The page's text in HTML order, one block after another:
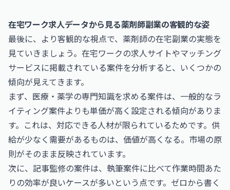
在宅ワーク求人データから見る薬剤師副業の客観的な姿
最後に、より客観的な視点で、薬剤師の在宅副業の実態を
見ていきましょう。在宅ワークの求人サイトやマッチング
サービスに掲載されている案件を分析すると、いくつかの
傾向が見えてきます。
まず、医療・薬学の専門知識を求める案件は、一般的なラ
イティング案件よりも単価が高く設定される傾向がありま
す。これは、対応できる人材が限られているためです。供
給が少なく需要があるものは、価値が高くなる。市場の原
則がそのまま反映されています。
次に、記事監修の案件は、執筆案件に比べて作業時間あた
りの効率が良いケースが多いという点です。ゼロから書く